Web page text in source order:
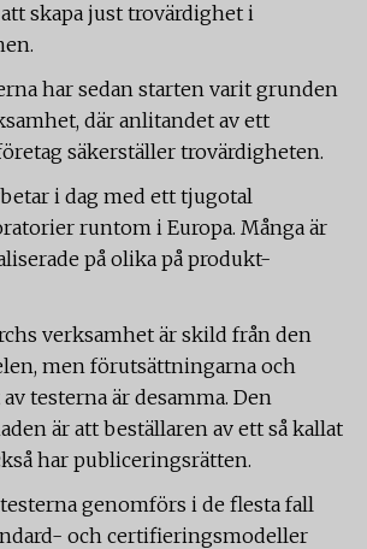
skapa just trovärdighet i
har sedan starten varit grunden
där anlitandet av ett
säkerställer trovärdigheten.
i dag med ett tjugotal
runtom i Europa. Många är
på olika på produkt-
verksamhet är skild från den
men förutsättningarna och
testerna är desamma. Den
är att beställaren av ett så kallat
har publiceringsrätten.
genomförs i de flesta fall
och certifieringsmodeller